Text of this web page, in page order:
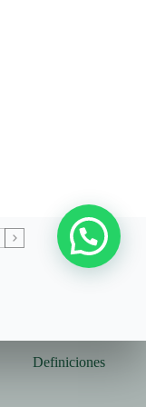
Definiciones